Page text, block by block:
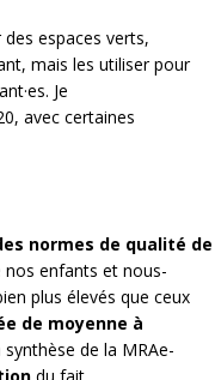
espaces verts,
mais les utiliser pour
Je
avec certaines
normes de qualité de
nos enfants et nous-
plus élevés que ceux
de moyenne à
synthèse de la MRAe-